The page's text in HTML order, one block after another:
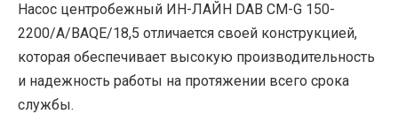
Насос центробежный ИН-ЛАЙН DAB CM-G 150-
2200/A/BAQE/18,5 отличается своей конструкцией,
которая обеспечивает высокую производительность
и надежность работы на протяжении всего срока
службы.